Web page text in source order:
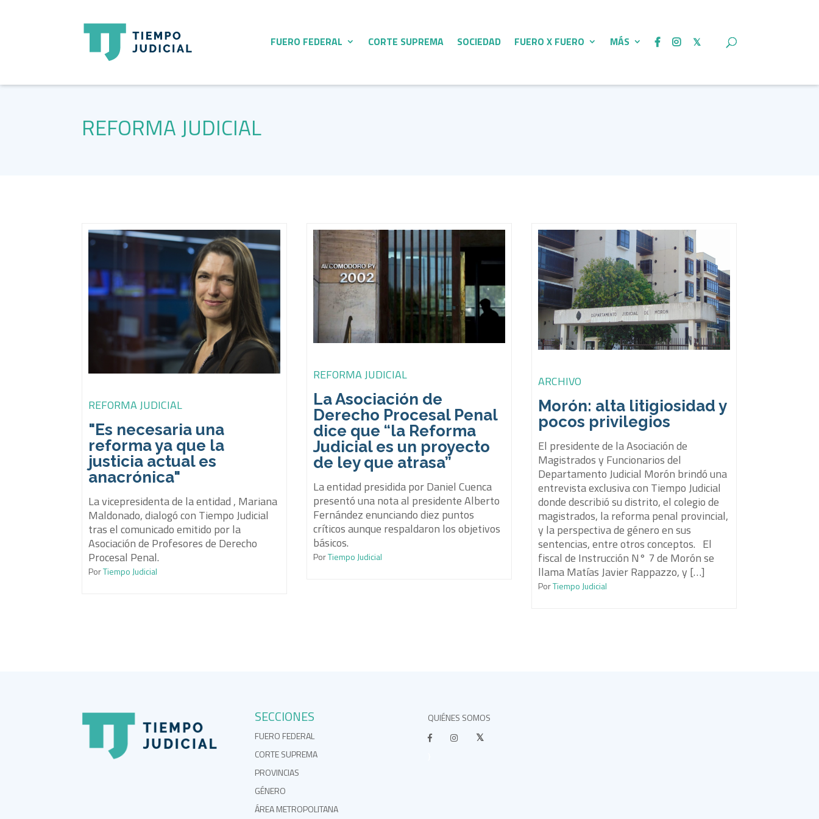
FUERO FEDERAL CORTE SUPREMA SOCIEDAD FUERO X FUERO MÁS
REFORMA JUDICIAL
REFORMA JUDICIAL
"Es necesaria una
reforma ya que la
justicia actual es
anacrónica"
La vicepresidenta de la entidad , Mariana
Maldonado, dialogó con Tiempo Judicial
tras el comunicado emitido por la
Asociación de Profesores de Derecho
Procesal Penal.
PorTiempo Judicial
REFORMA JUDICIAL
La Asociación de
Derecho Procesal Penal
dice que “la Reforma
Judicial es un proyecto
de ley que atrasa”
La entidad presidida por Daniel Cuenca
presentó una nota al presidente Alberto
Fernández enunciando diez puntos
críticos aunque respaldaron los objetivos
básicos.
PorTiempo Judicial
ARCHIVO
Morón: alta litigiosidad y
pocos privilegios
El presidente de la Asociación de
Magistrados y Funcionarios del
Departamento Judicial Morón brindó una
entrevista exclusiva con Tiempo Judicial
donde describió su distrito, el colegio de
magistrados, la reforma penal provincial,
y la perspectiva de género en sus
sentencias, entre otros conceptos. El
fiscal de Instrucción N° 7 de Morón se
llama Matías Javier Rappazzo, y […]
PorTiempo Judicial
SECCIONES
FUERO FEDERAL
CORTE SUPREMA
PROVINCIAS
GÉNERO
ÁREA METROPOLITANA
QUIÉNES SOMOS